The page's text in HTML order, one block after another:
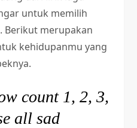
untuk memilih
Berikut merupakan
kehidupanmu yang
count 1, 2, 3,
all sad